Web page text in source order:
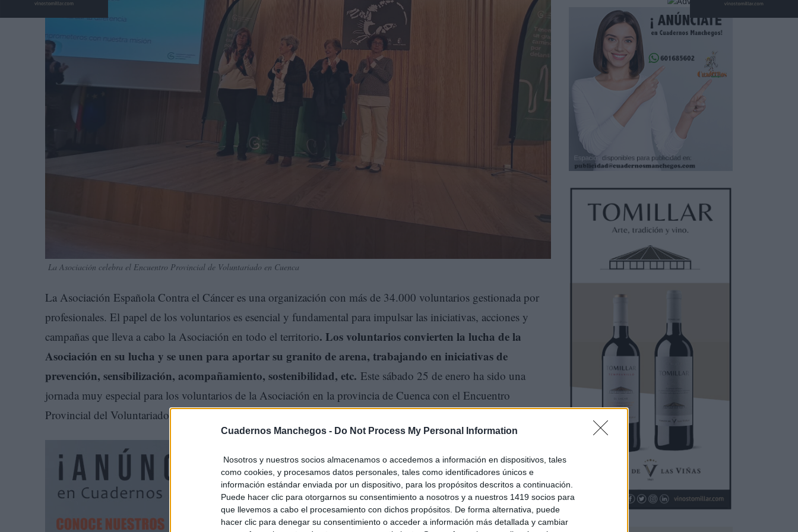
Cuadernos Manchegos - Do Not Process My Personal Information
Nosotros y nuestros socios almacenamos o accedemos a información en dispositivos, tales
como cookies, y procesamos datos personales, tales como identificadores únicos e
información estándar enviada por un dispositivo, para los propósitos descritos a continuación.
Puede hacer clic para otorgarnos su consentimiento a nosotros y a nuestros 1419 socios para
que llevemos a cabo el procesamiento con dichos propósitos. De forma alternativa, puede
hacer clic para denegar su consentimiento o acceder a información más detallada y cambiar
La Asociación celebra el Encuentro Provincial de Voluntariado en Cuenca
La Asociación Española Contra el Cáncer es una organización con más de 34.000 voluntarios gestionada por
profesionales. El papel de los voluntarios es esencial y fundamental para impulsar las iniciativas, acciones y
campañas que lleva a cabo la Asociación en todo el territorio. Los voluntarios convierten la lucha de la
Asociación en su lucha y se unen para aportar su granito de arena, trabajando en iniciativas de
prevención, sensibilización, acompañamiento, sostenibilidad, etc. Este sábado 25 de enero ha sido una
jornada muy especial para los voluntarios de la Asociación en la provincia de Cuenca con el Encuentro
Provincial del Voluntariado, celebrado en el MUPA (Museo Paleontológico de Castilla La Mancha) en Cuenca